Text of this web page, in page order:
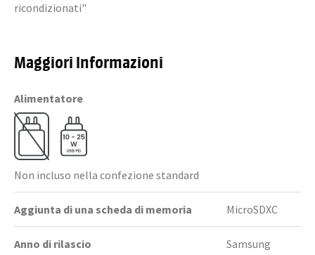
ricondizionati"
Maggiori Informazioni
Alimentatore
Non incluso nella confezione standard
Aggiunta di una scheda di memoria MicroSDXC
Anno di rilascio Samsung